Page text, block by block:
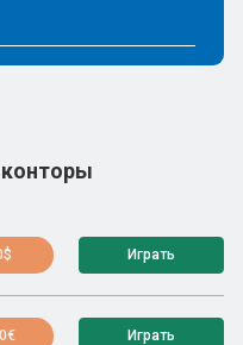
Играть
Играть